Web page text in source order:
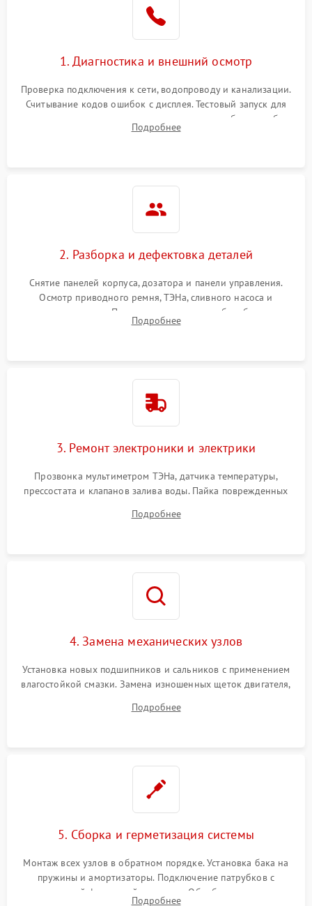
1. Диагностика и внешний осмотр
Проверка подключения к сети, водопроводу и канализации.
Считывание кодов ошибок с дисплея. Тестовый запуск для
выявления посторонних шумов, протечек или сбоев в работе
электронного модуля управления.
Подробнее
2. Разборка и дефектовка деталей
Снятие панелей корпуса, дозатора и панели управления.
Осмотр приводного ремня, ТЭНа, сливного насоса и
амортизаторов. Проверка подшипников барабана и
крестовины на износ, а манжеты люка на разрывы.
Подробнее
3. Ремонт электроники и электрики
Прозвонка мультиметром ТЭНа, датчика температуры,
прессостата и клапанов залива воды. Пайка поврежденных
Восстановление целостности проводки и контактов.
Подробнее
4. Замена механических узлов
Установка новых подшипников и сальников с применением
влагостойкой смазки. Замена изношенных щеток двигателя,
или поврежденной резиновой манжеты.
Подробнее
5. Сборка и герметизация системы
Монтаж всех узлов в обратном порядке. Установка бака на
пружины и амортизаторы. Подключение патрубков с
надежной фиксацией хомутами. Обработка стыков
Подробнее